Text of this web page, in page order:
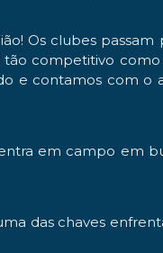
Os clubes
competitivo
e contamos com
em campo em
das chaves